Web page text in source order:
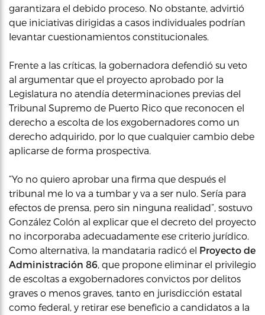
garantizara el debido proceso. No obstante, advirtió
que iniciativas dirigidas a casos individuales podrían
levantar cuestionamientos constitucionales.
Frente a las críticas, la gobernadora defendió su veto
al argumentar que el proyecto aprobado por la
Legislatura no atendía determinaciones previas del
Tribunal Supremo de Puerto Rico que reconocen el
derecho a escolta de los exgobernadores como un
derecho adquirido, por lo que cualquier cambio debe
aplicarse de forma prospectiva.
“Yo no quiero aprobar una firma que después el
tribunal me lo va a tumbar y va a ser nulo. Sería para
efectos de prensa, pero sin ninguna realidad”, sostuvo
González Colón al explicar que el decreto del proyecto
no incorporaba adecuadamente ese criterio jurídico.
Como alternativa, la mandataria radicó el Proyecto de
Administración 86, que propone eliminar el privilegio
de escoltas a exgobernadores convictos por delitos
graves o menos graves, tanto en jurisdicción estatal
como federal, y retirar ese beneficio a candidatos a la